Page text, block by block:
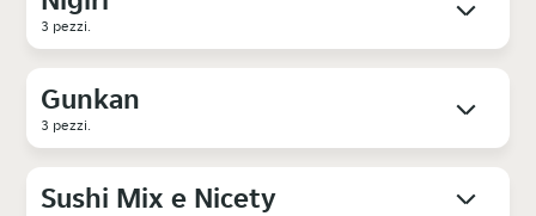
3 pezzi.
Gunkan
3 pezzi.
Sushi Mix e Nicety